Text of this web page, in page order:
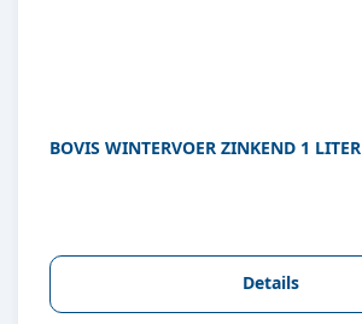
BOVIS WINTERVOER ZINKEND 1 LITER
Details